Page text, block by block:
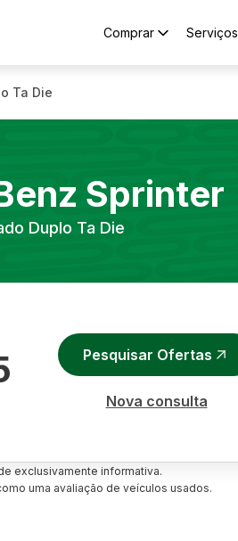
Comprar Serviços
Ta Die
Sprinter
Duplo Ta Die
Pesquisar Ofertas
Nova consulta
exclusivamente informativa.
uma avaliação de veículos usados.